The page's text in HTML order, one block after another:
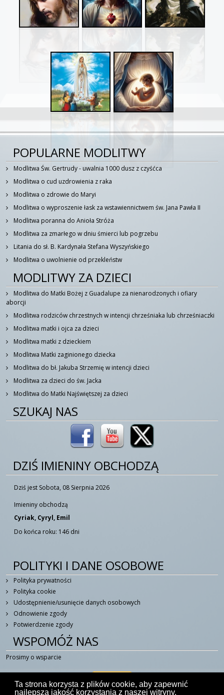
Ta strona korzysta z plików cookie, aby zapewnić
najlepszą jakość korzystania z naszej witryny.
POPULARNE MODLITWY
Modlitwa Św. Gertrudy - uwalnia 1000 dusz z czyśćca
Modlitwa o cud uzdrowienia z raka
Modlitwa o zdrowie do Maryi
Modlitwa o wyproszenie łask za wstawiennictwem św. Jana Pawła II
Modlitwa poranna do Anioła Stróża
Modlitwa za zmarłego w dniu śmierci lub pogrzebu
Litania do sł. B. Kardynała Stefana Wyszyńskiego
Modlitwa o uwolnienie od przekleństw
MODLITWY ZA DZIECI
Modlitwa do Matki Bożej z Guadalupe za nienarodzonych i ofiary
aborcji
Modlitwa rodziców chrzestnych w intencji chrześniaka lub chrześniaczki
Modlitwa matki i ojca za dzieci
Modlitwa matki z dzieckiem
Modlitwa Matki zaginionego dziecka
Modlitwa do bł. Jakuba Strzemię w intencji dzieci
Modlitwa za dzieci do św. Jacka
Modlitwa do Matki Najświętszej za dzieci
SZUKAJ NAS
DZIŚ IMIENINY OBCHODZĄ
Dziś jest Sobota, 08 Sierpnia 2026
Imieniny obchodzą
Cyriak, Cyryl, Emil
Do końca roku: 146 dni
POLITYKI I DANE OSOBOWE
Polityka prywatności
Polityka cookie
Udostępnienie/usunięcie danych osobowych
Odnowienie zgody
Potwierdzenie zgody
WSPOMÓŻ NAS
Prosimy o wsparcie